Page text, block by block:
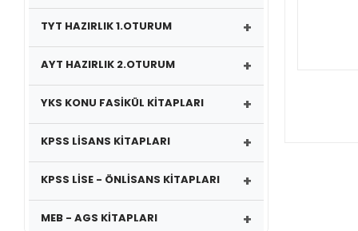
TYT HAZIRLIK 1.OTURUM +
AYT HAZIRLIK 2.OTURUM +
YKS KONU FASİKÜL KİTAPLARI +
KPSS LİSANS KİTAPLARI +
KPSS LİSE - ÖNLİSANS KİTAPLARI +
MEB - AGS KİTAPLARI +